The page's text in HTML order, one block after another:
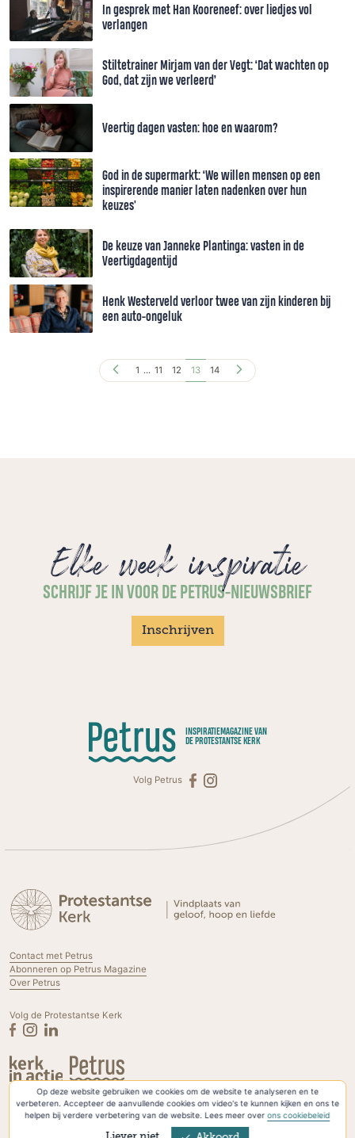
Op deze website gebruiken we cookies om de website te analyseren en te
verbeteren. Accepteer de aanvullende cookies om video's te kunnen kijken en ons te
helpen bij verdere verbetering van de website. Lees meer overons cookiebeleid
In gesprek met Han Kooreneef: over liedjes vol
verlangen
Stiltetrainer Mirjam van der Vegt: ‘Dat wachten op
God, dat zijn we verleerd’
Veertig dagen vasten: hoe en waarom?
God in de supermarkt: ‘We willen mensen op een
inspirerende manier laten nadenken over hun
keuzes'
De keuze van Janneke Plantinga: vasten in de
Veertigdagentijd
Henk Westerveld verloor twee van zijn kinderen bij
een auto-ongeluk
1 ... 11 12 13 14
Elke week inspiratie
SCHRIJF JE IN VOOR DE PETRUS-NIEUWSBRIEF
Inschrijven
INSPIRATIEMAGAZINE VAN
DE PROTESTANTSE KERK
Volg Petrus
Contact met Petrus
Abonneren op Petrus Magazine
Over Petrus
Volg de Protestantse Kerk
Privacyverklaring & Cookies